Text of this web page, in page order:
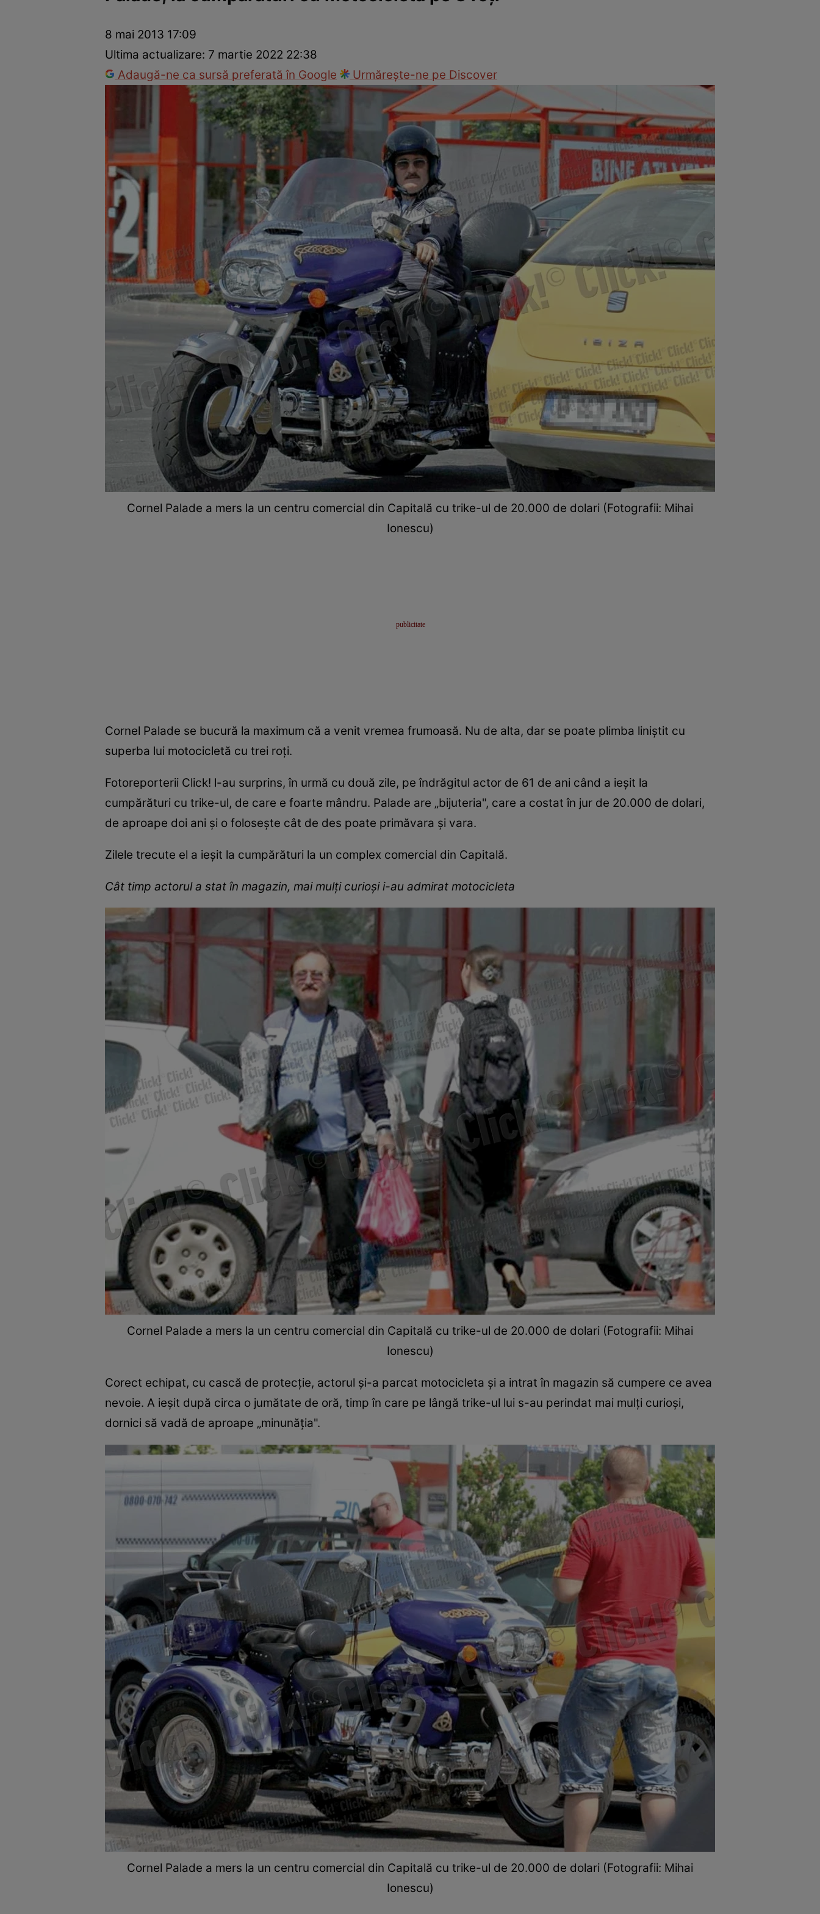
Vedete internaționaleVedete românești
8 mai 2013 17:09
Ultima actualizare: 7 martie 2022 22:38
Adaugă-ne ca sursă preferată în Google
Urmărește-ne pe Discover
Cornel Palade a mers la un centru comercial din Capitală cu trike-ul de 20.000 de dolari (Fotografii: Mihai
Ionescu)
Cornel Palade se bucură la maximum că a venit vremea frumoasă. Nu de alta, dar se poate plimba liniştit cu
superba lui motocicletă cu trei roţi.
Fotoreporterii Click! l-au surprins, în urmă cu două zile, pe îndrăgitul actor de 61 de ani când a ieşit la
cumpărături cu trike-ul, de care e foarte mândru. Palade are „bijuteria", care a costat în jur de 20.000 de dolari,
de aproape doi ani şi o foloseşte cât de des poate primăvara şi vara.
Zilele trecute el a ieşit la cumpărături la un complex comercial din Capitală.
Cât timp actorul a stat în magazin, mai mulţi curioşi i-au admirat motocicleta
Cornel Palade a mers la un centru comercial din Capitală cu trike-ul de 20.000 de dolari (Fotografii: Mihai
Ionescu)
Corect echipat, cu cască de protecţie, actorul şi-a parcat motocicleta şi a intrat în magazin să cumpere ce avea
nevoie. A ieşit după circa o jumătate de oră, timp în care pe lângă trike-ul lui s-au perindat mai mulţi curioşi,
dornici să vadă de aproape „minunăţia".
Cornel Palade a mers la un centru comercial din Capitală cu trike-ul de 20.000 de dolari (Fotografii: Mihai
Ionescu)